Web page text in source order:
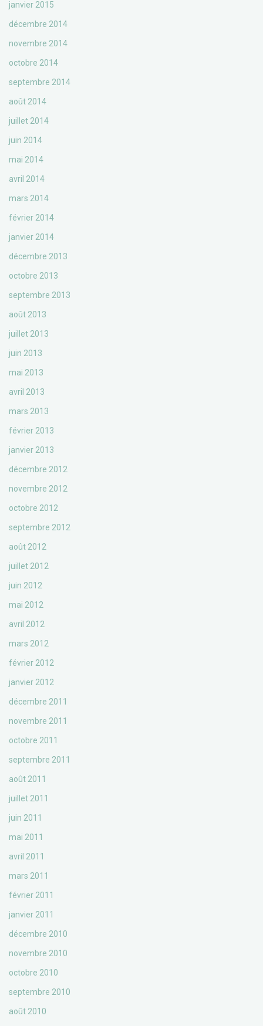
janvier 2015
décembre 2014
novembre 2014
octobre 2014
septembre 2014
août 2014
juillet 2014
juin 2014
mai 2014
avril 2014
mars 2014
février 2014
janvier 2014
décembre 2013
octobre 2013
septembre 2013
août 2013
juillet 2013
juin 2013
mai 2013
avril 2013
mars 2013
février 2013
janvier 2013
décembre 2012
novembre 2012
octobre 2012
septembre 2012
août 2012
juillet 2012
juin 2012
mai 2012
avril 2012
mars 2012
février 2012
janvier 2012
décembre 2011
novembre 2011
octobre 2011
septembre 2011
août 2011
juillet 2011
juin 2011
mai 2011
avril 2011
mars 2011
février 2011
janvier 2011
décembre 2010
novembre 2010
octobre 2010
septembre 2010
août 2010